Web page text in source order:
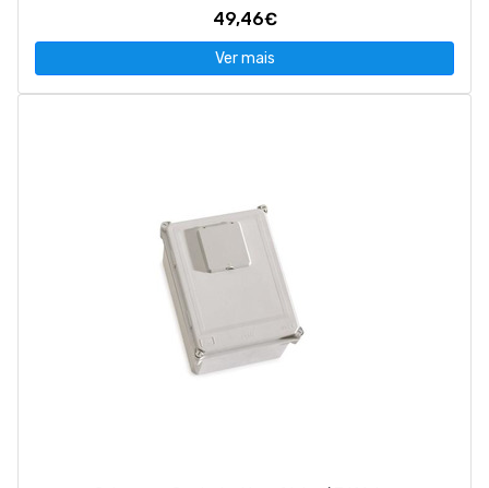
49,46€
Ver mais